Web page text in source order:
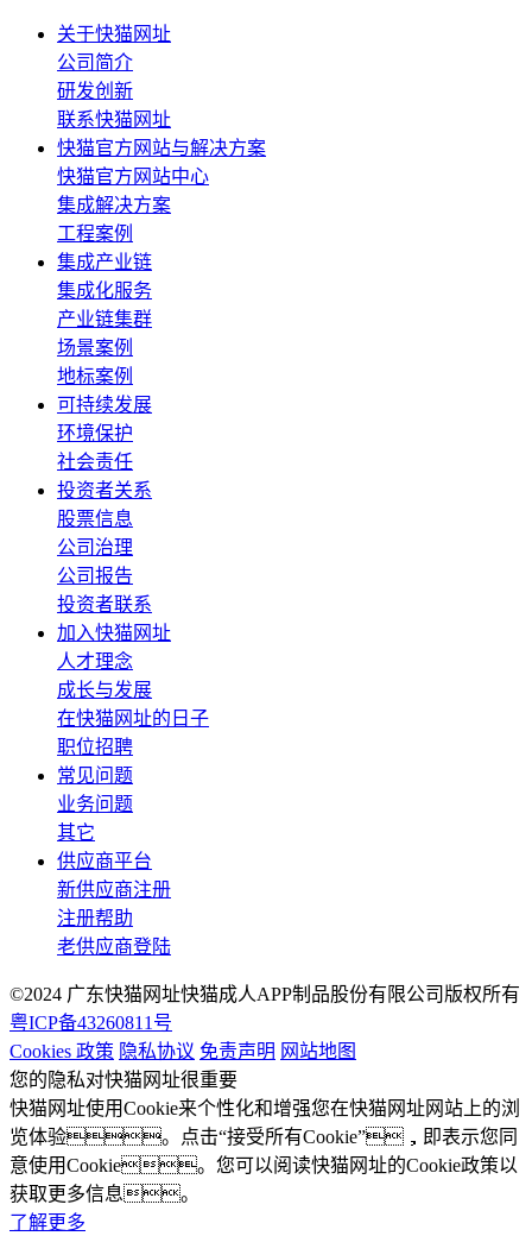
关于快猫网址
公司简介
研发创新
联系快猫网址
快猫官方网站与解决方案
快猫官方网站中心
集成解决方案
工程案例
集成产业链
集成化服务
产业链集群
场景案例
地标案例
可持续发展
环境保护
社会责任
投资者关系
股票信息
公司治理
公司报告
投资者联系
加入快猫网址
人才理念
成长与发展
在快猫网址的日子
职位招聘
常见问题
业务问题
其它
供应商平台
新供应商注册
注册帮助
老供应商登陆
©2024 广东快猫网址快猫成人APP制品股份有限公司版权所有
粤ICP备43260811号
Cookies 政策 隐私协议 免责声明 网站地图
您的隐私对快猫网址很重要
快猫网址使用Cookie来个性化和增强您在快猫网址网站上的浏
览体验。点击“接受所有Cookie”，即表示您同
意使用Cookie。您可以阅读快猫网址的Cookie政策以
获取更多信息。
了解更多